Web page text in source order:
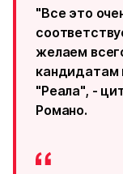
"Все это
желаем
кандидатам
"Реала", -
Романо.